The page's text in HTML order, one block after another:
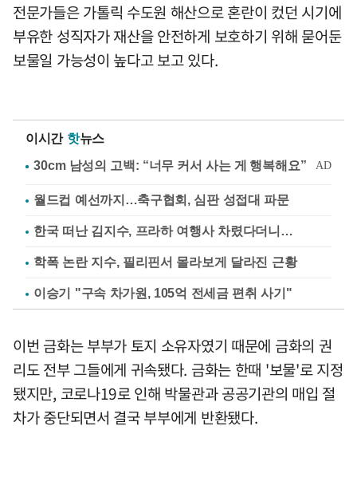
전문가들은 가톨릭 수도원 해산으로 혼란이 컸던 시기에
부유한 성직자가 재산을 안전하게 보호하기 위해 묻어둔
보물일 가능성이 높다고 보고 있다.
이시간 핫뉴스
월드컵 예선까지…축구협회, 심판 성접대 파문
한국 떠난 김지수, 프라하 여행사 차렸다더니…
학폭 논란 지수, 필리핀서 몰라보게 달라진 근황
이승기 "구속 차가원, 105억 전세금 편취 사기"
이번 금화는 부부가 토지 소유자였기 때문에 금화의 권
리도 전부 그들에게 귀속됐다. 금화는 한때 '보물'로 지정
됐지만, 코로나19로 인해 박물관과 공공기관의 매입 절
차가 중단되면서 결국 부부에게 반환됐다.